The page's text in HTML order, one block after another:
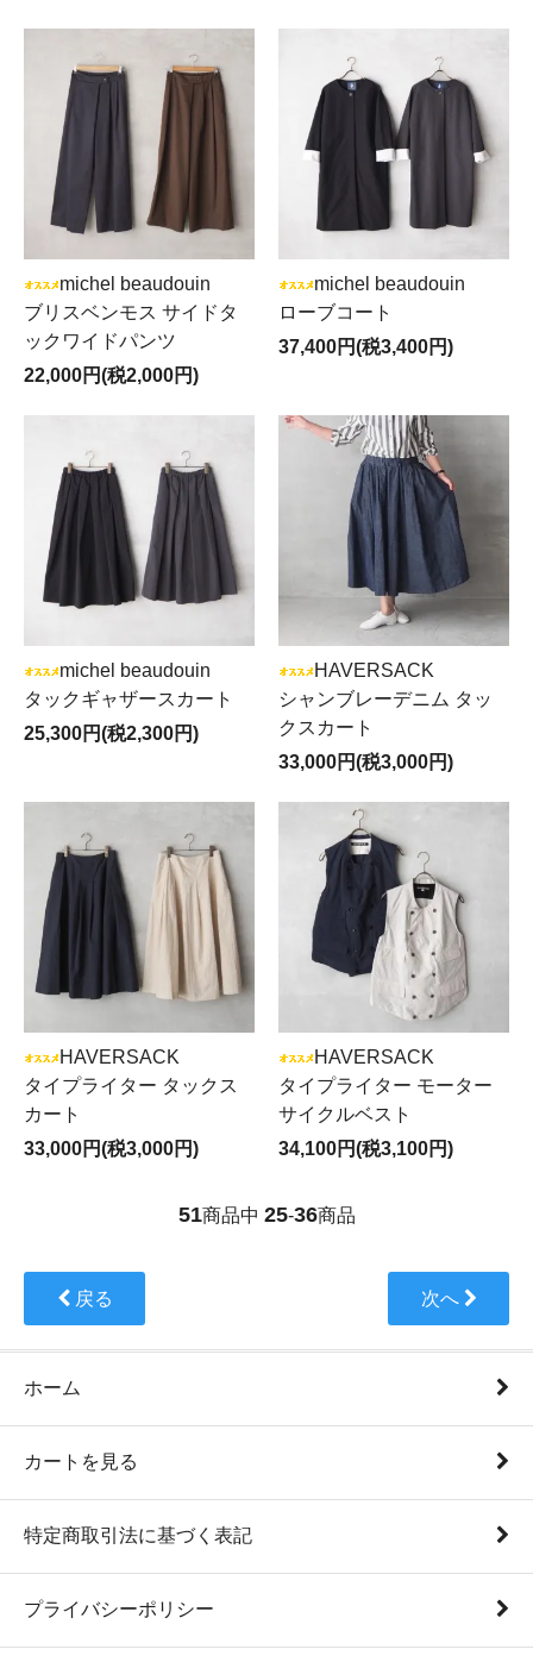
michel beaudouin
ブリスベンモス サイドタ
ックワイドパンツ
22,000円(税2,000円)
michel beaudouin
ローブコート
37,400円(税3,400円)
michel beaudouin
タックギャザースカート
25,300円(税2,300円)
HAVERSACK
シャンブレーデニム タッ
クスカート
33,000円(税3,000円)
HAVERSACK
タイプライター タックス
カート
33,000円(税3,000円)
HAVERSACK
タイプライター モーター
サイクルベスト
34,100円(税3,100円)
51商品中 25-36商品
戻る 次へ
ホーム
カートを見る
特定商取引法に基づく表記
プライバシーポリシー